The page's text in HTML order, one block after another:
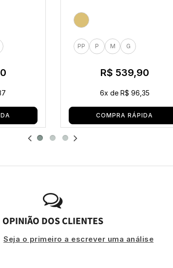
PP P M G
R$ 539,90
6x de R$ 96,35
COMPRA RÁPIDA
OPINIÃO DOS CLIENTES
Seja o primeiro a escrever uma análise